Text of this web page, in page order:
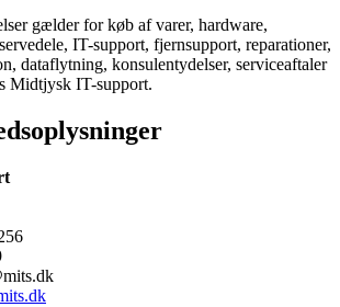
gælder for køb af varer, hardware,
IT-support, fjernsupport, reparationer,
dataflytning, konsulentydelser, serviceaftaler
Midtjysk IT-support.